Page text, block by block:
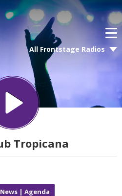
All Frontstage Radios
Tropicana
| Agenda